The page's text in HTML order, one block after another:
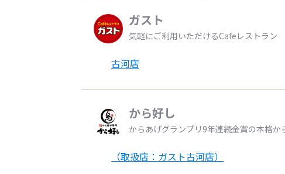
ガスト
気軽にご利用いただけるCafeレストラン
古河店
から好し
からあげグランプリ9年連続金賞の本格か
（取扱店：ガスト古河店）